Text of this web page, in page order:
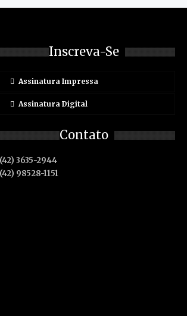
Inscreva-Se
Assinatura Impressa
Assinatura Digital
Contato
(42) 3635-2944
(42) 98528-1151